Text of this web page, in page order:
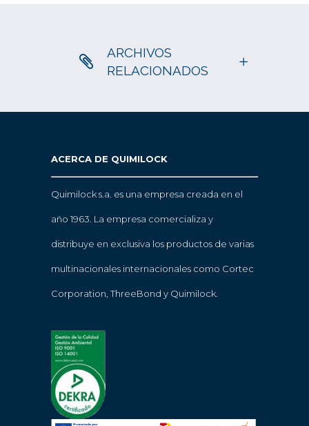
ARCHIVOS
RELACIONADOS
ACERCA DE QUIMILOCK
Quimilock s.a. es una empresa creada en el
año 1963. La empresa comercializa y
distribuye en exclusiva los productos de varias
multinacionales internacionales como Cortec
Corporation, ThreeBond y Quimilock.